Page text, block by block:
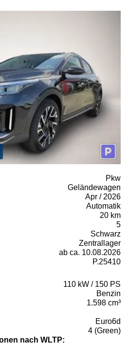
Pkw
Geländewagen
Apr / 2026
Automatik
20 km
5
Schwarz
Zentrallager
ab ca. 10.08.2026
P.25410
110 kW / 150 PS
Benzin
1.598 cm³
Euro6d
4 (Green)
nach WLTP: